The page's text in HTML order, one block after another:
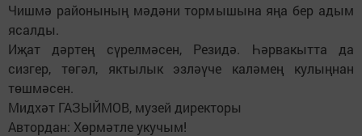
Чишмә районының мәдәни тормышына яңа бер адым
ясалды.
Иҗат дәртең сүрелмәсен, Резидә. Һәрвакытта да
сизгер, төгәл, яктылык эзләүче каләмең кулыңнан
төшмәсен.
Мидхәт ГАЗЫЙМОВ, музей директоры
Автордан: Хөрмәтле укучым!